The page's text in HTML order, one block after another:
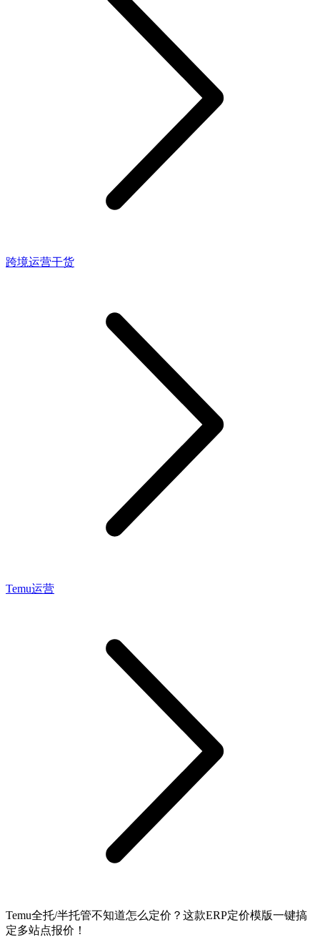
跨境运营干货
Temu运营
Temu全托/半托管不知道怎么定价？这款ERP定价模版一键搞
定多站点报价！